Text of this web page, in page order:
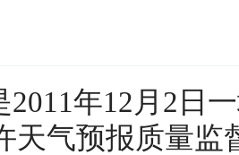
2011年12月2日
天气预报质量监